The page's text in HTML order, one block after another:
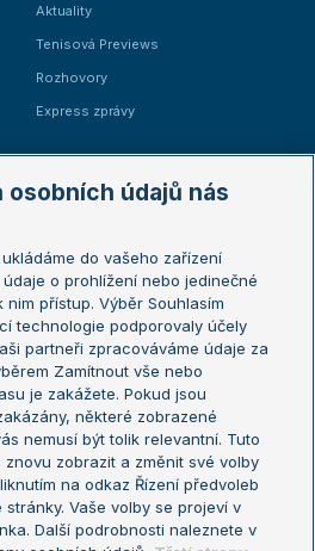
Aktuality
Tenisová Previews
Rozhovory
Express zprávy
Australian Open
French Open
Wimbledon
US Open
Turnaj mistrů
Turnaj mistryň
osobních údajů nás
ukládáme do vašeho zařízení
o prohlížení nebo jedinečné
přístup. Výběr Souhlasím
technologie podporovaly účely
partneři zpracováváme údaje za
Zamítnout vše nebo
je zakážete. Pokud jsou
některé zobrazené
nemusí být tolik relevantní. Tuto
zobrazit a změnit své volby
na odkaz Řízení předvoleb
Vaše volby se projeví v
Další podrobnosti naleznete v